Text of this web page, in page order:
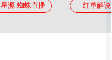
源-蜘蛛直播 红单解说